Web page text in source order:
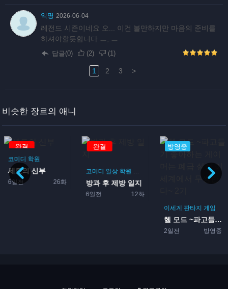
익명 2026-06-04
레전드 시즌이네요 오... 이건 볼만하지만 마음의 준비를
하셔야할듯합니다 ㅡ,.ㅡ
답글(0) (2) (1)
1 2 3 >
비슷한 장르의 애니
완결
코미디 일상 학원 부활동
방과 후 제방 일지
방영중 방영중
모험 액
2일전 방영중